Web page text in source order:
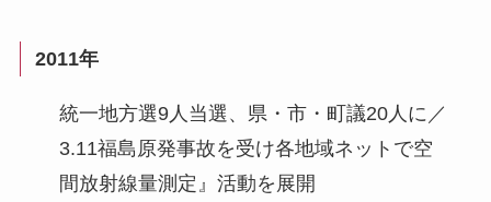
2011年
統一地方選9人当選、県・市・町議20人に／
3.11福島原発事故を受け各地域ネットで空
間放射線量測定』活動を展開